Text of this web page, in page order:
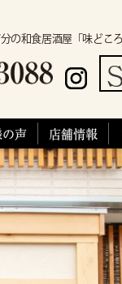
の和食居酒屋「味どこ
声 店舗情報